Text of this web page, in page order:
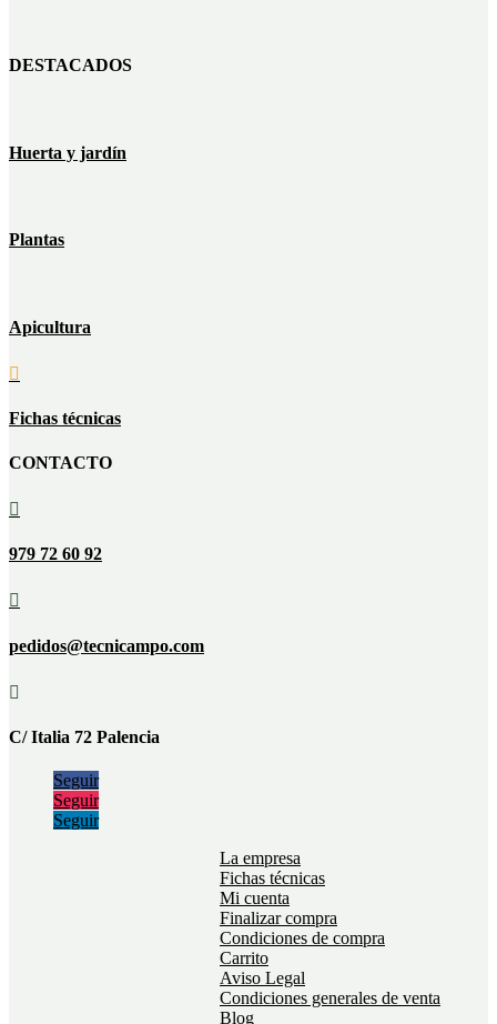
DESTACADOS
Huerta y jardín
Plantas
Apicultura

Fichas técnicas
CONTACTO

979 72 60 92

pedidos@tecnicampo.com

C/ Italia 72 Palencia
Seguir
Seguir
Seguir
La empresa
Fichas técnicas
Mi cuenta
Finalizar compra
Condiciones de compra
Carrito
Aviso Legal
Condiciones generales de venta
Blog